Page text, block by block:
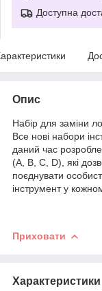
Доступна
Опис
Набір для заміни
Все нові набори
даний час
(A, B, C, D), які
поєднувати
інструмент у
Приховати
Характеристики